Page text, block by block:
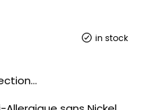
in stock